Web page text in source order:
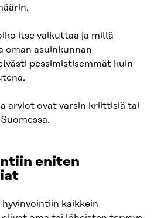
itse vaikuttaa ja millä
oman asuinkunnan
pessimistisemmät kuin
arviot ovat varsin kriittisiä tai
eniten
hyvinvointiin kaikkein